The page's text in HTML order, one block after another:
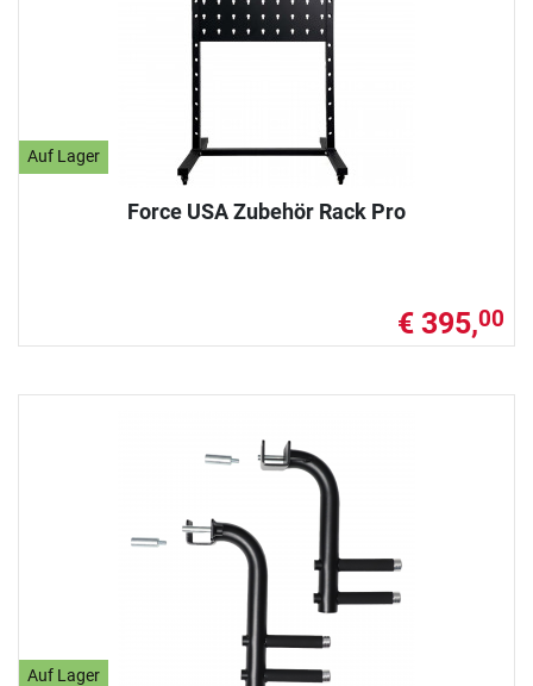
Auf Lager
Force USA Zubehör Rack Pro
€ 395,00
Auf Lager